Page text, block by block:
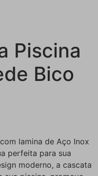
Piscina
Bico
lamina de Aço Inox
perfeita para sua
moderno, a cascata